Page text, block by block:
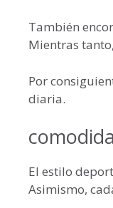
También
Mientras
Por
diaria.
El estilo
Asimismo,